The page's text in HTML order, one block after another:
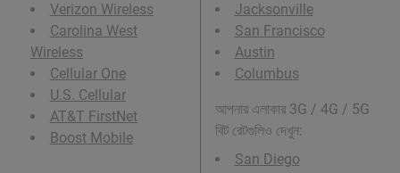
Verizon Wireless
Carolina West
Wireless
Cellular One
U.S. Cellular
AT&T FirstNet
Boost Mobile
Jacksonville
San Francisco
Austin
Columbus
আপনার এলাকার 3G / 4G / 5G
বিট রেটগুলিও দেখুন:
San Diego